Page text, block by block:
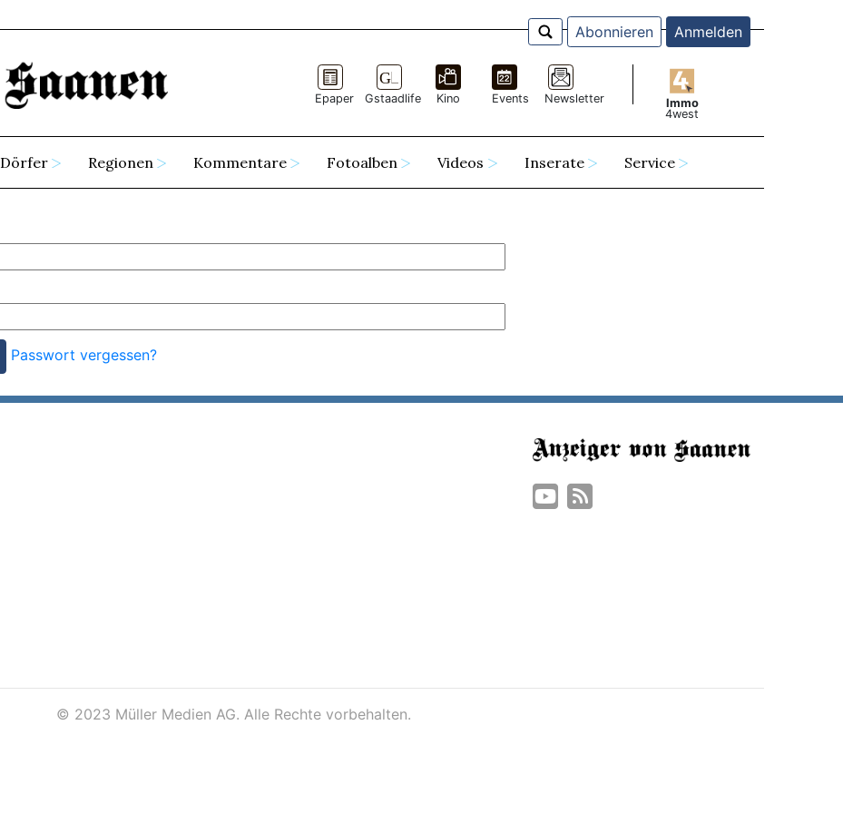
Abonnieren Anmelden
Epaper Gstaadlife Kino Events Newsletter
Immo
4west
Dörfer Regionen Kommentare Fotoalben Videos Inserate Service
Passwort vergessen?
© 2023 Müller Medien AG. Alle Rechte vorbehalten.